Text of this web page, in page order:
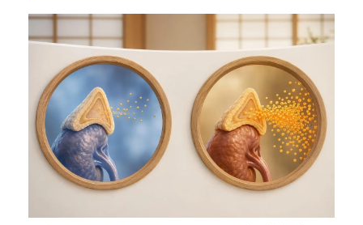
Bosanski
Azərbaycan dili
Eesti
日本語
Čeština
ქართული
Русский